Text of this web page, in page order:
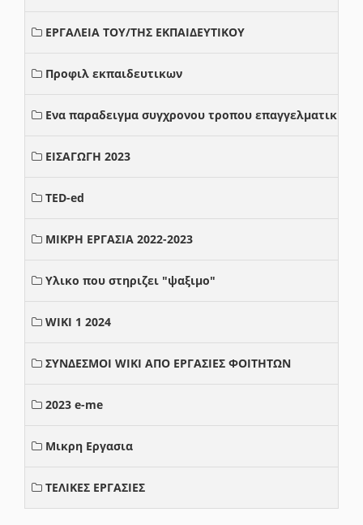
ΕΡΓΑΛΕΙΑ ΤΟΥ/ΤΗΣ ΕΚΠΑΙΔΕΥΤΙΚΟΥ
Προφιλ εκπαιδευτικων
Ενα παραδειγμα συγχρονου τροπου επαγγελματικης
ΕΙΣΑΓΩΓΗ 2023
TED-ed
ΜΙΚΡΗ ΕΡΓΑΣΙΑ 2022-2023
Υλικο που στηριζει "ψαξιμο"
WIKI 1 2024
ΣΥΝΔΕΣΜΟΙ WIKI ΑΠΟ ΕΡΓΑΣΙΕΣ ΦΟΙΤΗΤΩΝ
2023 e-me
Μικρη Εργασια
ΤΕΛΙΚΕΣ ΕΡΓΑΣΙΕΣ